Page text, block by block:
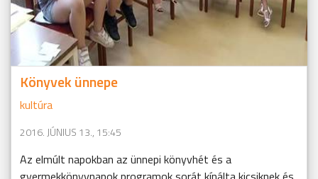
Könyvek ünnepe
kultúra
2016. JÚNIUS 13., 15:45
Az elmúlt napokban az ünnepi könyvhét és a